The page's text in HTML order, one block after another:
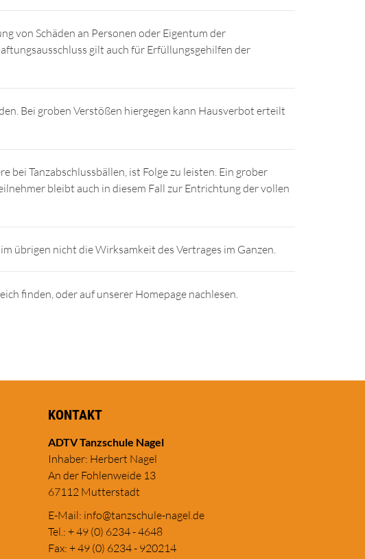
von Schäden an Personen oder Eigentum der
gilt auch für Erfüllungsgehilfen der
Bei groben Verstößen hiergegen kann Hausverbot erteilt
bei Tanzabschlussbällen, ist Folge zu leisten. Ein grober
bleibt auch in diesem Fall zur Entrichtung der vollen
übrigen nicht die Wirksamkeit des Vertrages im Ganzen.
finden, oder auf unserer Homepage nachlesen.
KONTAKT
ADTV Tanzschule Nagel
Inhaber: Herbert Nagel
An der Fohlenweide 13
67112 Mutterstadt
E-Mail: info@tanzschule-nagel.de
Tel.: + 49 (0) 6234 - 4648
Fax: + 49 (0) 6234 - 920214